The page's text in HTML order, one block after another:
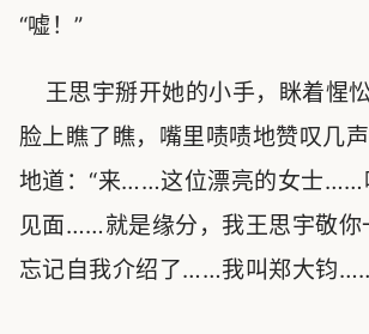
“嘘！”
王思宇掰开她的小手，眯着惺
脸上瞧了瞧，嘴里啧啧地赞叹几
地道：“来……这位漂亮的女士……
见面……就是缘分，我王思宇敬你
忘记自我介绍了……我叫郑大钧